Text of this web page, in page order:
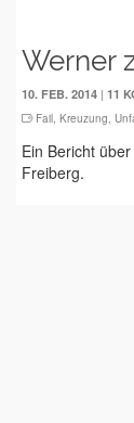
Werner
10. FEB. 2014 | 11
Fail, Kreuzung,
Ein Bericht
Freiberg.